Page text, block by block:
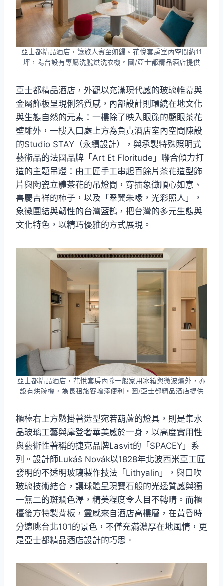
亞士都精品酒店，讓旅人賓至如歸。花悅套房室內空間約11
坪，陽台設有專屬洗脫烘洗衣機。圖/亞士都精品酒店提供
亞士都精品酒店，外觀以充滿現代感的玻璃帷幕與
金屬飾板呈現俐落質感，內部設計則環繞在地文化
與生態自然的元素：一樓除了映入眼簾的顯眼茶花
壁雕外，一樓入口處上方為負責酒店室內空間陳設
的Studio STAY（永續設計），與承製特殊照明式
藝術品的法國品牌「Art Et Floritude」聯合傾力打
造的主題吊燈：由工匠手工串起百餘片茶花造型飾
片與陶瓷立體茶花的吊燈間，穿插象徵順心如意、
喜慶吉祥的柿子，以及「翠翼朱喙，光彩照人」，
象徵團結與韌性的台灣藍鵲，把台灣的多元生態與
文化特色，以精巧優雅的方式展現。
亞士都精品酒店，花悅套房內除一般家用冰箱與微波爐外，亦
設有烘碗機，為長租旅客增添便利。圖/亞士都精品酒店提供
櫃檯右上方懸掛著造型宛若葫蘆的燈具，則是集水
晶玻璃工藝與摩登奢華美感於一身，以高度實用性
與藝術性著稱的捷克品牌Lasvit的「SPACEY」系
列。設計師Lukáš Novák以1828年北波西米亞工匠
發明的不透明玻璃製作技法「Lithyalin」，與口吹
玻璃技術結合，讓球體呈現寶石般的光透質感與獨
一無二的斑斕色澤，精美程度令人目不轉睛。而櫃
檯後方特製背板，靈感來自酒店高樓層，在黃昏時
分遠眺台北101的景色，不僅充滿濃厚在地風情，更
是亞士都精品酒店設計的巧思。